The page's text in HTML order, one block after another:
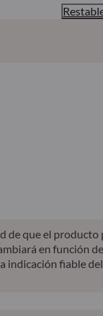
de que el
en función
indicación fiable